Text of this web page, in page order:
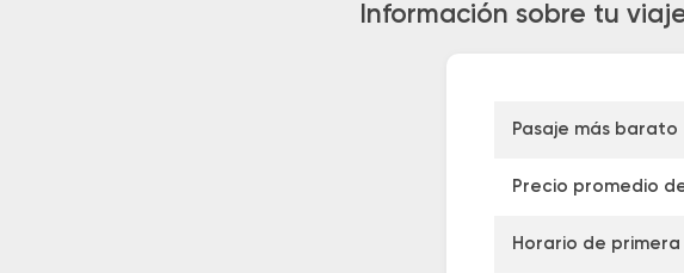
Información sobre tu
Pasaje más barato
Precio promedio
Horario de primera